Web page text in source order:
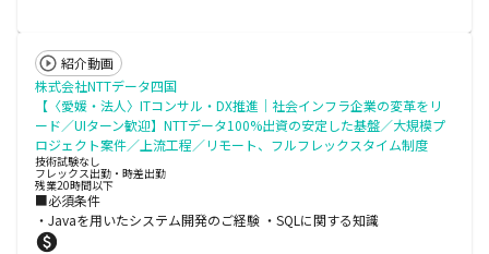
紹介動画
株式会社NTTデータ四国
【〈愛媛・法人〉ITコンサル・DX推進│社会インフラ企業の変革をリ
ード／UIターン歓迎】NTTデータ100%出資の安定した基盤／大規模プ
ロジェクト案件／上流工程／リモート、フルフレックスタイム制度
技術試験なし
フレックス出勤・時差出勤
残業20時間以下
■必須条件
・Javaを用いたシステム開発のご経験 ・SQLに関する知識